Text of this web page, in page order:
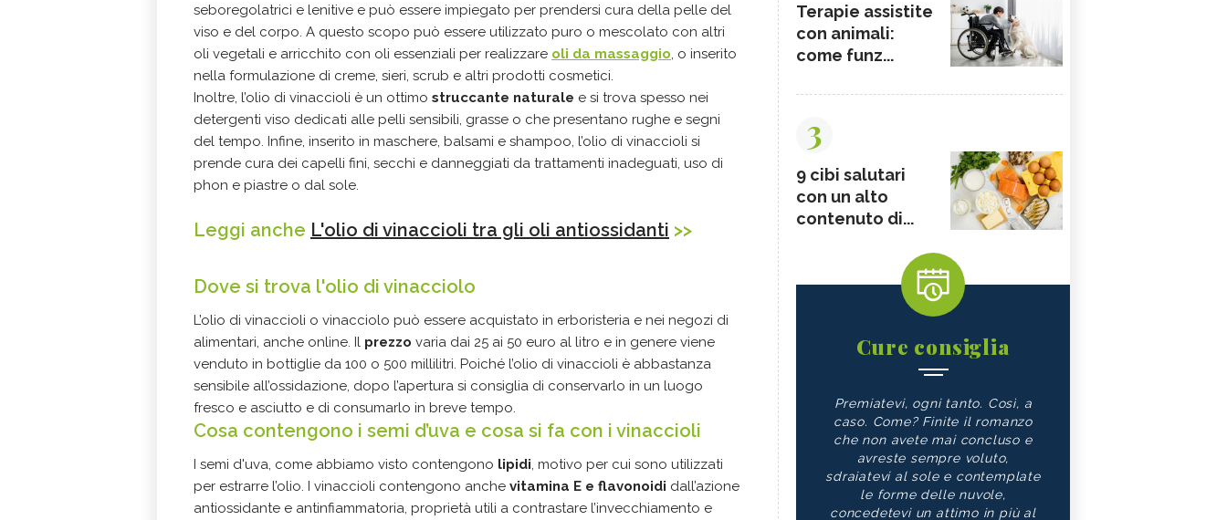
seboregolatrici e lenitive e può essere impiegato per prendersi cura della pelle del
viso e del corpo. A questo scopo può essere utilizzato puro o mescolato con altri
oli vegetali e arricchito con oli essenziali per realizzare oli da massaggio, o inserito
nella formulazione di creme, sieri, scrub e altri prodotti cosmetici.
Inoltre, l’olio di vinaccioli è un ottimo struccante naturale e si trova spesso nei
detergenti viso dedicati alle pelli sensibili, grasse o che presentano rughe e segni
del tempo. Infine, inserito in maschere, balsami e shampoo, l’olio di vinaccioli si
prende cura dei capelli fini, secchi e danneggiati da trattamenti inadeguati, uso di
phon e piastre o dal sole.
Leggi anche L'olio di vinaccioli tra gli oli antiossidanti >>
Dove si trova l'olio di vinacciolo
L’olio di vinaccioli o vinacciolo può essere acquistato in erboristeria e nei negozi di
alimentari, anche online. Il prezzo varia dai 25 ai 50 euro al litro e in genere viene
venduto in bottiglie da 100 o 500 millilitri. Poiché l’olio di vinaccioli è abbastanza
sensibile all’ossidazione, dopo l’apertura si consiglia di conservarlo in un luogo
fresco e asciutto e di consumarlo in breve tempo.
Cosa contengono i semi d’uva e cosa si fa con i vinaccioli
I semi d'uva, come abbiamo visto contengono lipidi, motivo per cui sono utilizzati
per estrarre l’olio. I vinaccioli contengono anche vitamina E e flavonoidi dall’azione
antiossidante e antinfiammatoria, proprietà utili a contrastare l’invecchiamento e
Terapie assistite
con animali:
come funz...
3
9 cibi salutari
con un alto
contenuto di...
Cure consiglia
Premiatevi, ogni tanto. Così, a
caso. Come? Finite il romanzo
che non avete mai concluso e
avreste sempre voluto,
sdraiatevi al sole e contemplate
le forme delle nuvole,
concedetevi un attimo in più al